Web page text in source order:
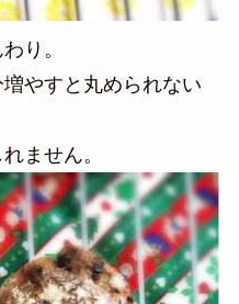
り。
やすと丸められない
ません。